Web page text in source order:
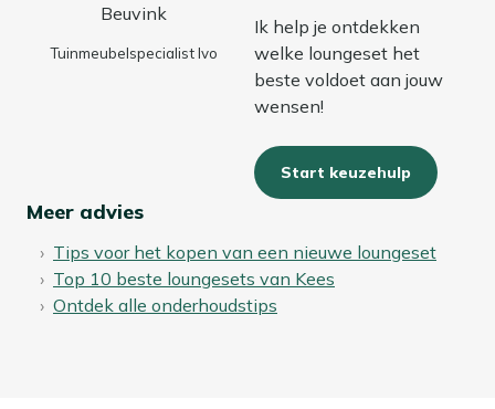
Tuinmeubelspecialist Ivo
Ik help je ontdekken
welke loungeset het
beste voldoet aan jouw
wensen!
Start keuzehulp
Meer advies
Tips voor het kopen van een nieuwe loungeset
Top 10 beste loungesets van Kees
Ontdek alle onderhoudstips